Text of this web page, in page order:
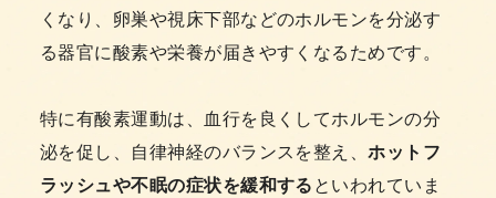
くなり、卵巣や視床下部などのホルモンを分泌す
る器官に酸素や栄養が届きやすくなるためです。
特に有酸素運動は、血行を良くしてホルモンの分
泌を促し、自律神経のバランスを整え、ホットフ
ラッシュや不眠の症状を緩和するといわれていま